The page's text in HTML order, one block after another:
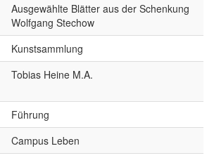
Ausgewählte Blätter aus der Schenkung
Wolfgang Stechow
Kunstsammlung
Tobias Heine M.A.
Führung
Campus Leben